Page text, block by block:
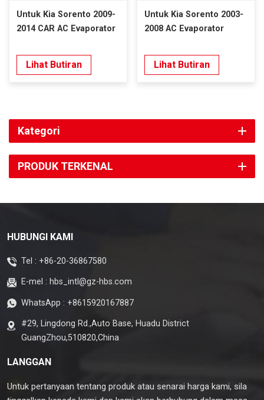
Untuk Kia Sorento 2009-
2014 CAR AC Evaporator
Lihat Butiran
Untuk Kia Sorento 2003-
2008 AC Evaporator
Lihat Butiran
Kategori
PRODUK TERKENAL
HUBUNGI KAMI
Tel : +86-20-36867580
E-mel : hbs_intl@gz-hbs.com
WhatsApp : +8615920167887
#29, Lingdong Rd.,Auto Base, Huadu District
GuangZhou,510820,China
LANGGAN
Untuk pertanyaan tentang produk atau senarai harga kami, sila